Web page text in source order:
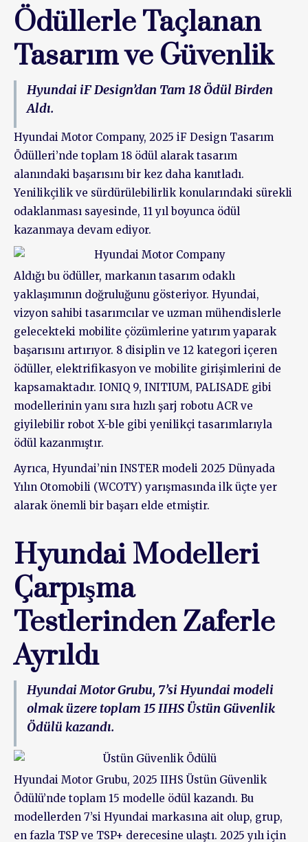
Ödüllerle Taçlanan
Tasarım ve Güvenlik
Hyundai iF Design’dan Tam 18 Ödül Birden
Aldı.
Hyundai Motor Company, 2025 iF Design Tasarım
Ödülleri’nde toplam 18 ödül alarak tasarım
alanındaki başarısını bir kez daha kanıtladı.
Yenilikçilik ve sürdürülebilirlik konularındaki sürekli
odaklanması sayesinde, 11 yıl boyunca ödül
kazanmaya devam ediyor.
Aldığı bu ödüller, markanın tasarım odaklı
yaklaşımının doğruluğunu gösteriyor. Hyundai,
vizyon sahibi tasarımcılar ve uzman mühendislerle
gelecekteki mobilite çözümlerine yatırım yaparak
başarısını artırıyor. 8 disiplin ve 12 kategori içeren
ödüller, elektrifikasyon ve mobilite girişimlerini de
kapsamaktadır. IONIQ 9, INITIUM, PALISADE gibi
modellerinin yanı sıra hızlı şarj robotu ACR ve
giyilebilir robot X-ble gibi yenilikçi tasarımlarıyla
ödül kazanmıştır.
Ayrıca, Hyundai’nin INSTER modeli 2025 Dünyada
Yılın Otomobili (WCOTY) yarışmasında ilk üçte yer
alarak önemli bir başarı elde etmiştir.
Hyundai Modelleri
Çarpışma
Testlerinden Zaferle
Ayrıldı
Hyundai Motor Grubu, 7’si Hyundai modeli
olmak üzere toplam 15 IIHS Üstün Güvenlik
Ödülü kazandı.
Hyundai Motor Grubu, 2025 IIHS Üstün Güvenlik
Ödülü’nde toplam 15 modelle ödül kazandı. Bu
modellerden 7’si Hyundai markasına ait olup, grup,
en fazla TSP ve TSP+ derecesine ulaştı. 2025 yılı için